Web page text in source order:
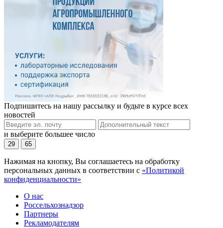
Подпишитесь на нашу рассылку и будьте в курсе всех
новостей
и выберите большее число
29 65
Нажимая на кнопку, Вы соглашаетесь на обработку
персональных данных в соответствии с «Политикой
конфиденциальности»
О нас
Россельхознадзор
Партнеры
Рекламодателям